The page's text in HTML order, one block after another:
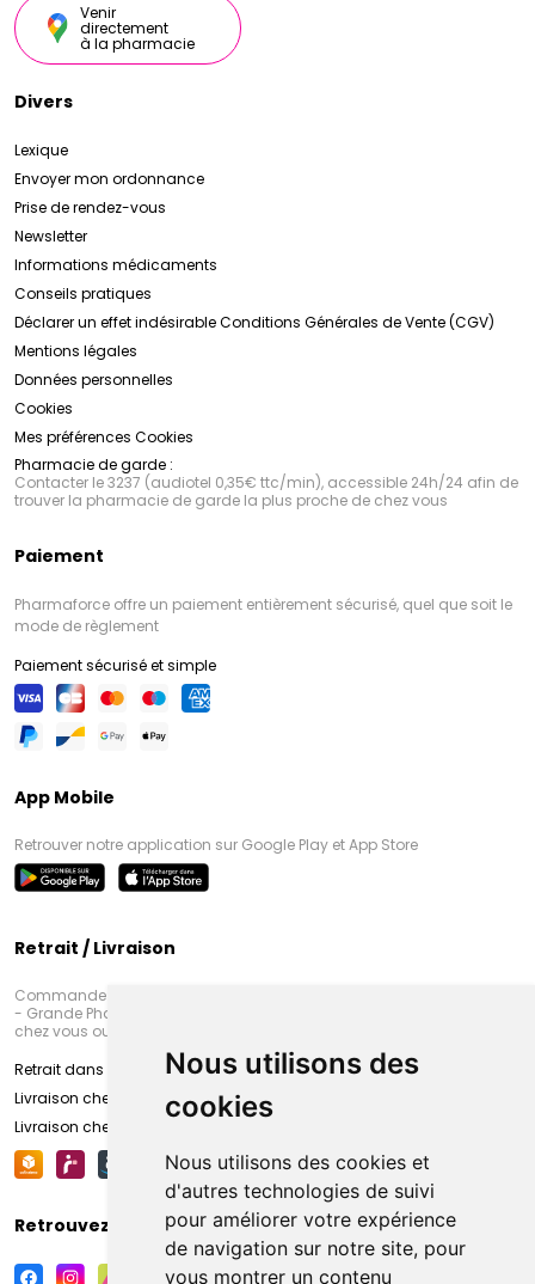
Nous utilisons des
cookies
Nous utilisons des cookies et
d'autres technologies de suivi
pour améliorer votre expérience
de navigation sur notre site, pour
vous montrer un contenu
Venir
directement
à la pharmacie
Divers
Lexique
Envoyer mon ordonnance
Prise de rendez-vous
Newsletter
Informations médicaments
Conseils pratiques
Déclarer un effet indésirableConditions Générales de Vente (CGV)
Mentions légales
Données personnelles
Cookies
Mes préférences Cookies
Pharmacie de garde :
Contacter le 3237 (audiotel 0,35€ ttc/min), accessible 24h/24 afin de
trouver la pharmacie de garde la plus proche de chez vous
Paiement
Pharmaforce offre un paiement entièrement sécurisé, quel que soit le
mode de règlement
Paiement sécurisé et simple
App Mobile
Retrouver notre application sur Google Play et App Store
Retrait / Livraison
Commandez en ligne et venez chercher votre commande à Amiens
- Grande Pharmacie d’Amiens (Fachon) ou recevez-là rapidement
chez vous ou en point retrait
Retrait dans la pharmacie d’Amiens
Livraison chez vous
Livraison chez votre commerçant
Retrouvez-nous sur vos réseaux sociaux